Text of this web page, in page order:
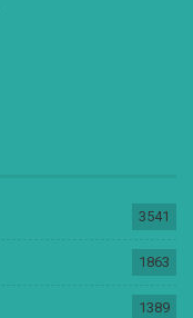
3541
1863
1389